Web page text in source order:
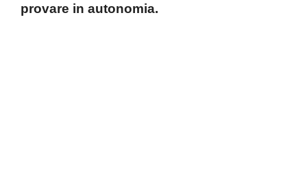
provare in autonomia.